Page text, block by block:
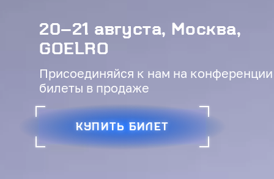
20–21 августа, Москва,
GOELRO
Присоединяйся к нам на
билеты в продаже
КУПИТЬ БИЛЕТ